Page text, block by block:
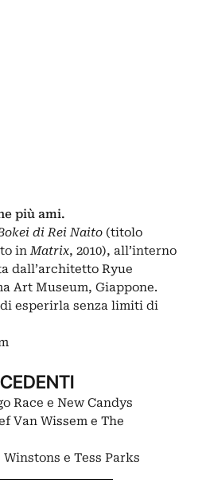
più ami.
di Rei Naito (titolo
inMatrix, 2010), all’interno
dall’architetto Ryue
Art Museum, Giappone.
esperirla senza limiti di
Race e New Candys
Van Wissem e The
e Tess Parks